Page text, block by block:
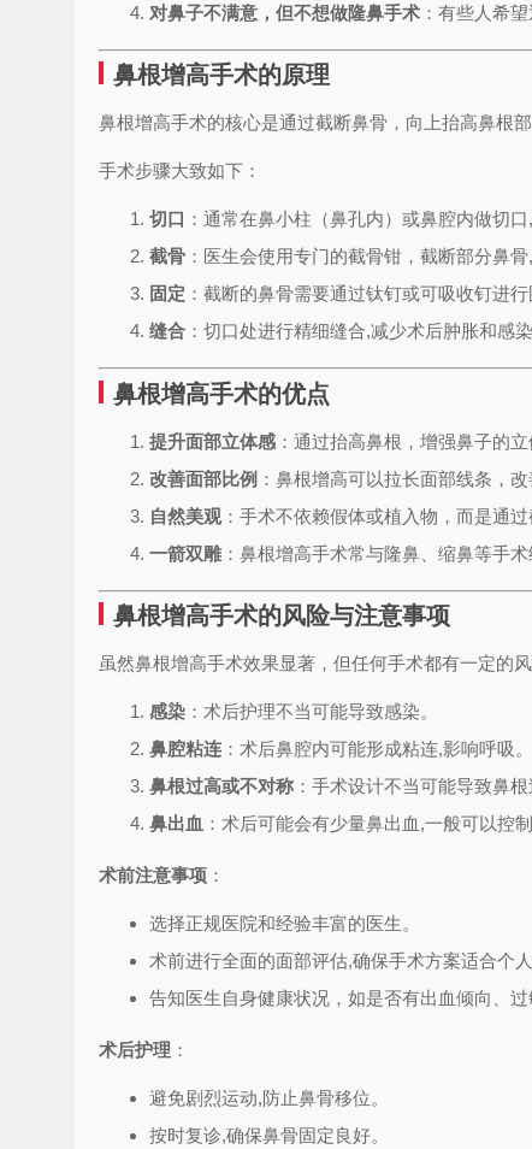
对鼻子不满意，但不想做隆鼻手术 ：有些人希
鼻根增高手术的原理
鼻根增高手术的核心是通过截断鼻骨，向上抬高鼻根
手术步骤大致如下：
切口 ：通常在鼻小柱（鼻孔内）或鼻腔内做切口
截骨 ：医生会使用专门的截骨钳，截断部分鼻骨
固定 ：截断的鼻骨需要通过钛钉或可吸收钉进
缝合 ：切口处进行精细缝合,减少术后肿胀和感染
鼻根增高手术的优点
提升面部立体感 ：通过抬高鼻根，增强鼻子的
改善面部比例 ：鼻根增高可以拉长面部线条，
自然美观：手术不依赖假体或植入物，而是通过
一箭双雕：鼻根增高手术常与隆鼻、缩鼻等手术
鼻根增高手术的风险与注意事项
虽然鼻根增高手术效果显著，但任何手术都有一定的
感染 ：术后护理不当可能导致感染。
鼻腔粘连 ：术后鼻腔内可能形成粘连,影响呼吸。
鼻根过高或不对称 ：手术设计不当可能导致鼻
鼻出血 ：术后可能会有少量鼻出血,一般可以控制
术前注意事项 ：
选择正规医院和经验丰富的医生。
术前进行全面的面部评估,确保手术方案适合个人
告知医生自身健康状况，如是否有出血倾向、过
术后护理 ：
避免剧烈运动,防止鼻骨移位。
按时复诊,确保鼻骨固定良好。